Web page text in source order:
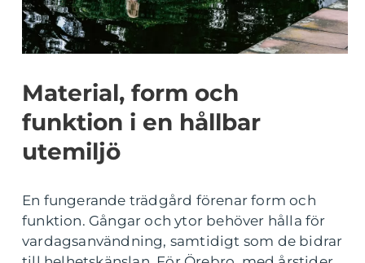
Material, form och
funktion i en hållbar
utemiljö
En fungerande trädgård förenar form och
funktion. Gångar och ytor behöver hålla för
vardagsanvändning, samtidigt som de bidrar